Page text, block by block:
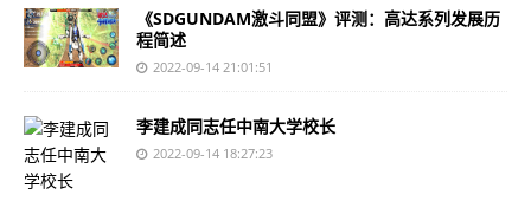
《SDGUNDAM激斗同盟》评测：高达系列发展历
程简述
2022-09-14 21:01:51
李建成同志任中南大学校长
2022-09-14 18:27:23